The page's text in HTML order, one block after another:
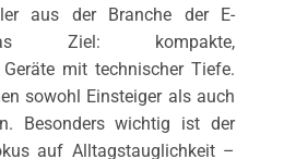
aus der Branche der E-
Ziel: kompakte,
mit technischer Tiefe.
sowohl Einsteiger als auch
Besonders wichtig ist der
auf Alltagstauglichkeit –